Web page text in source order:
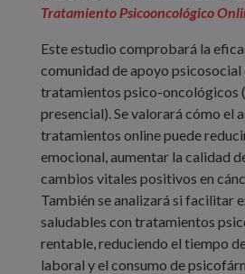
Tratamiento Psicooncológico
Este estudio comprobará la
comunidad de apoyo psicosocial
tratamientos psico-oncológicos
presencial). Se valorará cómo el
tratamientos online puede
emocional, aumentar la calidad
cambios vitales positivos en
También se analizará si facilitar
saludables con tratamientos
rentable, reduciendo el tiempo
laboral y el consumo de